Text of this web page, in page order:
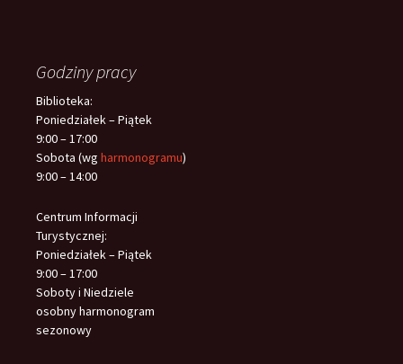
Godziny pracy
Biblioteka:
Poniedziałek – Piątek
9:00 – 17:00
Sobota (wg harmonogramu)
9:00 – 14:00
Centrum Informacji
Turystycznej:
Poniedziałek – Piątek
9:00 – 17:00
Soboty i Niedziele
osobny harmonogram
sezonowy